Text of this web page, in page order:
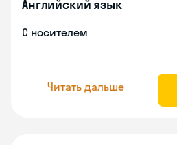
Английский язык
С носителем
Читать дальше